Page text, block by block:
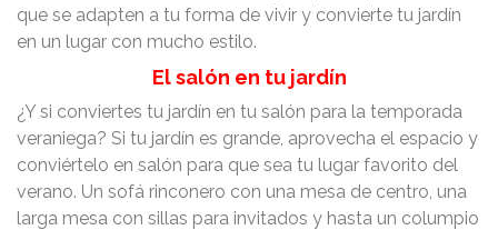
que se adapten a tu forma de vivir y convierte tu jardín
en un lugar con mucho estilo.
El salón en tu jardín
¿Y si conviertes tu jardín en tu salón para la temporada
veraniega? Si tu jardín es grande, aprovecha el espacio y
conviértelo en salón para que sea tu lugar favorito del
verano. Un sofá rinconero con una mesa de centro, una
larga mesa con sillas para invitados y hasta un columpio